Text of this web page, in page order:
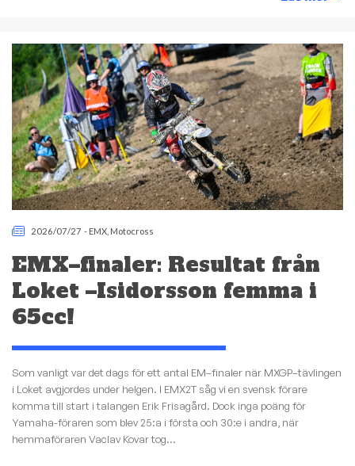
2026/07/27 - EMX Motocross
EMX–finaler: Resultat från
Loket –Isidorsson femma i
65cc!
Som vanligt var det dags för ett antal EM–finaler när MXGP–tävlingen
i Loket avgjordes under helgen. I EMX2T såg vi en svensk förare
komma till start i talangen Erik Frisagård. Dock inga poäng för
Yamaha-föraren som blev 25:a i första och 30:e i andra, när
hemmaföraren Vaclav Kovar tog...